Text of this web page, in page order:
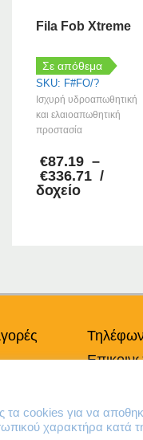
Fila Fob Xtreme
Σε απόθεμα
SKU: F#FO/?
Ισχυρή υδροαπωθητική
και ελαιοαπωθητική
προστασία
€87.19 –
€336.71 Price
/
δοχείο
παραλλαγές.
Οι
να
επιλεγούν
Προϊόντων
210 41 13
τα cookies για να
χαρακτήρα κατά